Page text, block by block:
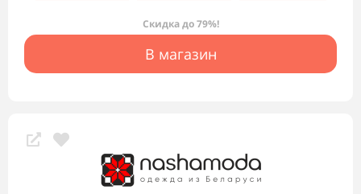
Скидка до 79%!
В магазин